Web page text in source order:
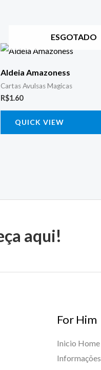
ESGOTADO
Aldeia Amazoness
Cartas Avulsas Magicas
R$1.60
QUICK VIEW
aqui!
For Him
Inicio Home
Informações